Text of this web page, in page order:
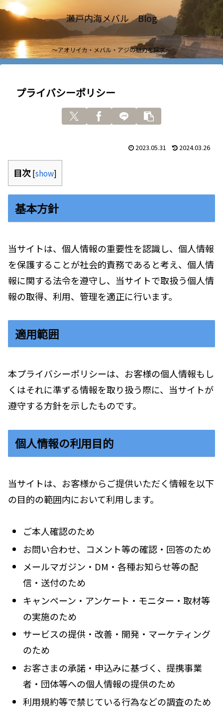
瀬戸内海メバル Blog
～アオリイカ・メバル・アジの魅力を探求～
プライバシーポリシー
2023.05.31 2024.03.26
目次 [show]
基本方針
当サイトは、個人情報の重要性を認識し、個人情報
を保護することが社会的責務であると考え、個人情
報に関する法令を遵守し、当サイトで取扱う個人情
報の取得、利用、管理を適正に行います。
適用範囲
本プライバシーポリシーは、お客様の個人情報もし
くはそれに準ずる情報を取り扱う際に、当サイトが
遵守する方針を示したものです。
個人情報の利用目的
当サイトは、お客様からご提供いただく情報を以下
の目的の範囲内において利用します。
ご本人確認のため
お問い合わせ、コメント等の確認・回答のため
メールマガジン・DM・各種お知らせ等の配
信・送付のため
キャンペーン・アンケート・モニター・取材等
の実施のため
サービスの提供・改善・開発・マーケティング
のため
お客さまの承諾・申込みに基づく、提携事業
者・団体等への個人情報の提供のため
利用規約等で禁じている行為などの調査のため